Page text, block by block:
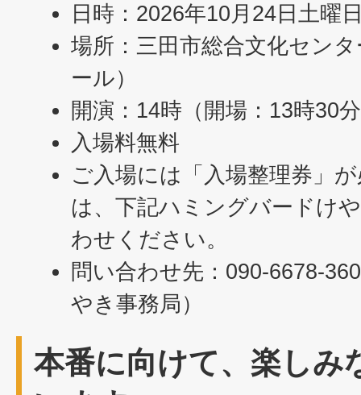
日時：2026年10月24日土曜
場所：三田市総合文化セン
ール）
開演：14時（開場：13時30
入場料無料
ご入場には「入場整理券」
は、下記ハミングバードけ
わせください。
問い合わせ先：
やき事務局）
本番に向けて、楽しみ